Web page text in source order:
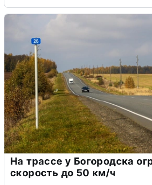
На трассе у Богородска
скорость до 50 км/ч